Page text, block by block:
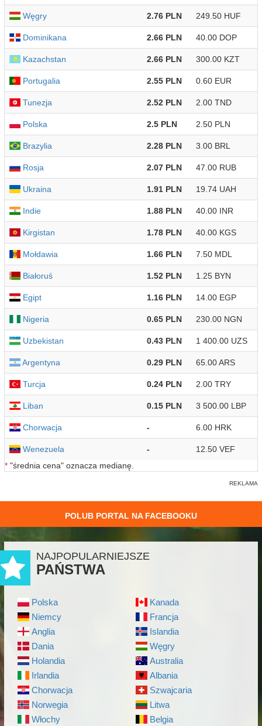
Węgry 2.76 PLN 249.50 HUF
Dominikana 2.66 PLN 40.00 DOP
Kazachstan 2.66 PLN 300.00 KZT
Portugalia 2.55 PLN 0.60 EUR
Tunezja 2.52 PLN 2.00 TND
Polska 2.5 PLN 2.50 PLN
Brazylia 2.28 PLN 3.00 BRL
Rosja 2.07 PLN 47.00 RUB
Ukraina 1.91 PLN 19.74 UAH
Indie 1.88 PLN 40.00 INR
Kirgistan 1.78 PLN 40.00 KGS
Mołdawia 1.66 PLN 7.50 MDL
Białoruś 1.52 PLN 1.25 BYN
Egipt 1.16 PLN 14.00 EGP
Nigeria 0.65 PLN 230.00 NGN
Uzbekistan 0.43 PLN 1 400.00 UZS
Argentyna 0.29 PLN 65.00 ARS
Turcja 0.24 PLN 2.00 TRY
Liban 0.15 PLN 3 500.00 LBP
Chorwacja - 6.00 HRK
Wenezuela -
12.50 VEF
* "średnia cena" oznacza medianę.
POLUB PORTAL NA FACEBOOKU
NAJPOPULARNIEJSZE
PAŃSTWA
Polska
Niemcy
Anglia
Dania
Holandia
Irlandia
Chorwacja
Norwegia
Włochy
Kanada
Francja
Islandia
Węgry
Australia
Albania
Szwajcaria
Litwa
Belgia